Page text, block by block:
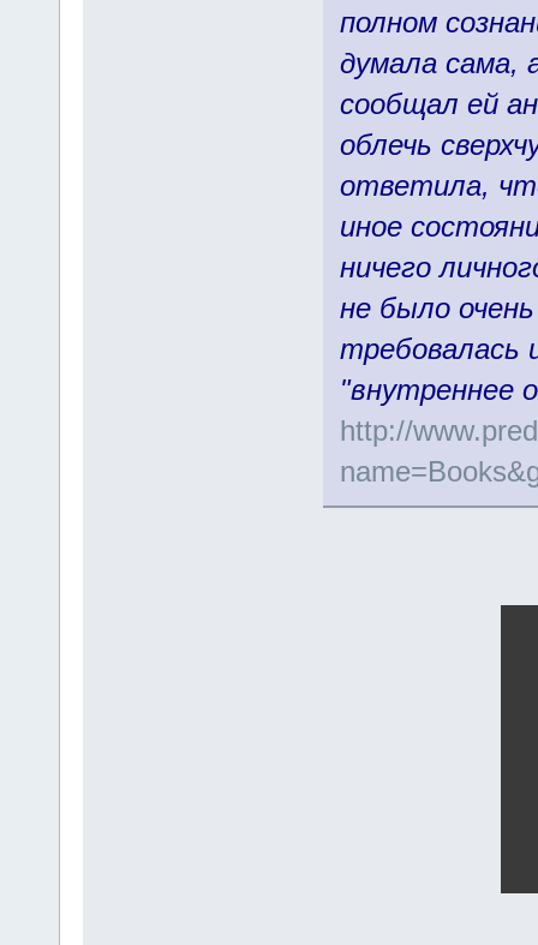
полном
думала сама,
сообщал ей
облечь
ответила,
иное
ничего
не было
требовалась
"внутреннее
http://